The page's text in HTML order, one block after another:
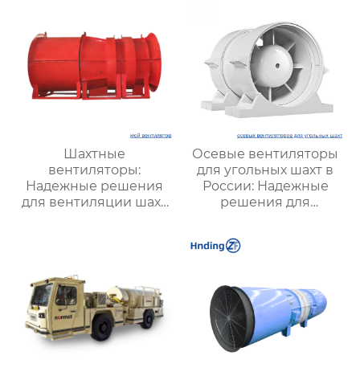
Шахтные
вентиляторы:
Надежные решения
для вентиляции шахт
Осевые вентиляторы
для угольных шахт в
России: Надежные
решения для
вентиляции и
безопасности